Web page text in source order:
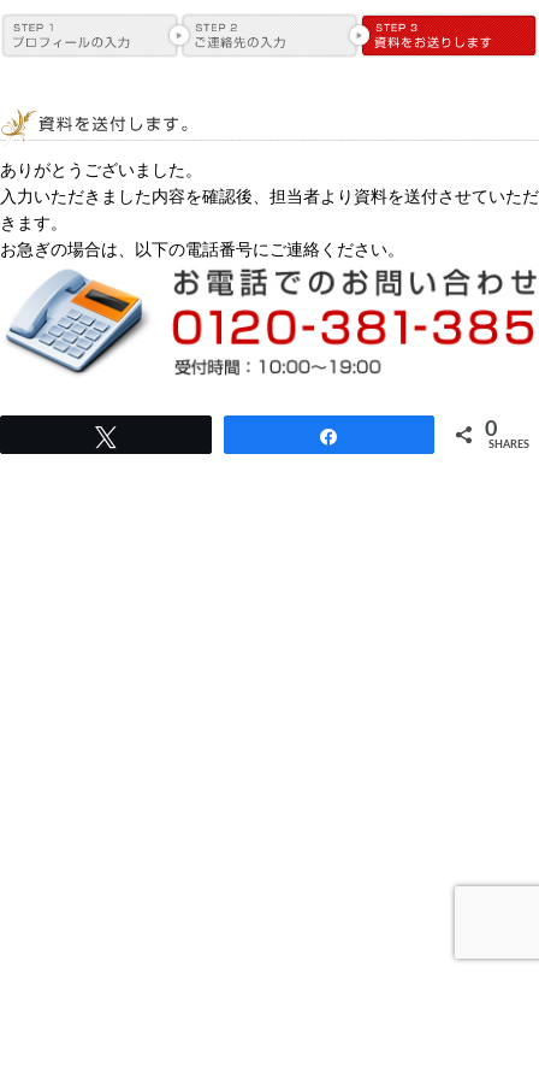
ありがとうございました。
入力いただきました内容を確認後、担当者より資料を送付させていただ
きます。
お急ぎの場合は、以下の電話番号にご連絡ください。
0
SHARES